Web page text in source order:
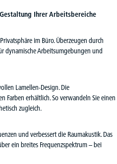
Ihrer Arbeitsbereiche
im Büro. Überzeugen durch
dynamische Arbeitsumgebungen und
Lamellen-Design. Die
Farben erhältlich. So verwandeln Sie einen
zugleich.
und verbessert die Raumakustik. Das
ein breites Frequenzspektrum – bei